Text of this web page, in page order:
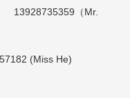
（Mr.
(Miss He)